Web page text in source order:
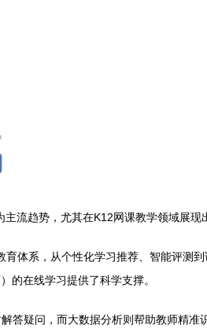
流趋势，尤其在K12网课教学领域展现
体系，从个性化学习推荐、智能评测
的在线学习提供了科学支撑。
答疑问，而大数据分析则帮助教师精准